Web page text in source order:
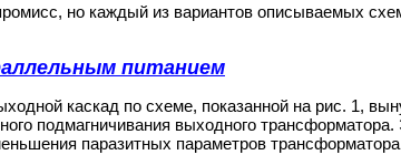
но каждый из вариантов описываемых
питанием
каскад по схеме, показанной на рис. 1,
подмагничивания выходного
паразитных параметров